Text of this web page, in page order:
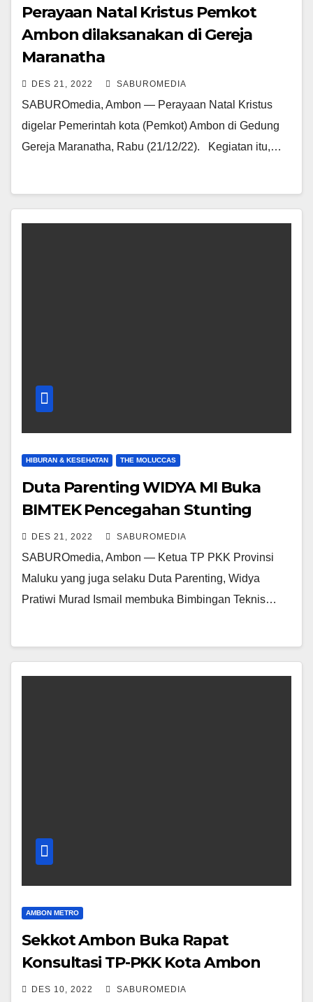
Perayaan Natal Kristus Pemkot
Ambon dilaksanakan di Gereja
Maranatha
DES 21, 2022 SABUROMEDIA
SABUROmedia, Ambon — Perayaan Natal Kristus
digelar Pemerintah kota (Pemkot) Ambon di Gedung
Gereja Maranatha, Rabu (21/12/22). Kegiatan itu,…
HIBURAN & KESEHATAN THE MOLUCCAS
Duta Parenting WIDYA MI Buka
BIMTEK Pencegahan Stunting
DES 21, 2022 SABUROMEDIA
SABUROmedia, Ambon — Ketua TP PKK Provinsi
Maluku yang juga selaku Duta Parenting, Widya
Pratiwi Murad Ismail membuka Bimbingan Teknis…
AMBON METRO
Sekkot Ambon Buka Rapat
Konsultasi TP-PKK Kota Ambon
DES 10, 2022 SABUROMEDIA